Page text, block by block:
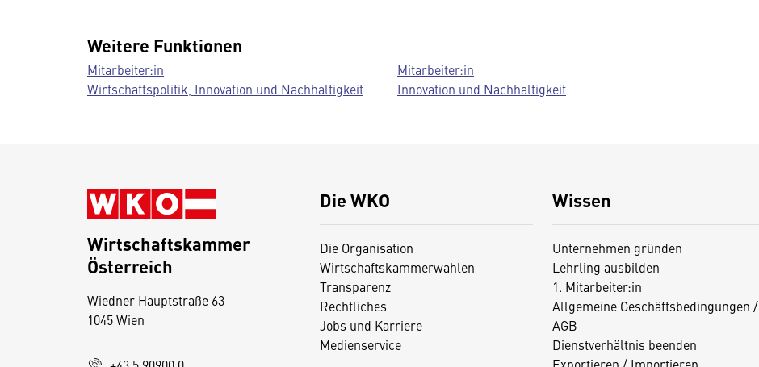
Weitere Funktionen
Mitarbeiter:in
Wirtschaftspolitik, Innovation und Nachhaltigkeit
Mitarbeiter:in
Innovation und Nachhaltigkeit
Die WKO
Die Organisation
Wirtschaftskammerwahlen
Transparenz
Rechtliches
Jobs und Karriere
Medienservice
Wissen
Unternehmen gründen
Lehrling ausbilden
1. Mitarbeiter:in
Allgemeine Geschäftsbedingungen /
AGB
Dienstverhältnis beenden
Wirtschaftskammer
Österreich
Wiedner Hauptstraße 63
1045 Wien